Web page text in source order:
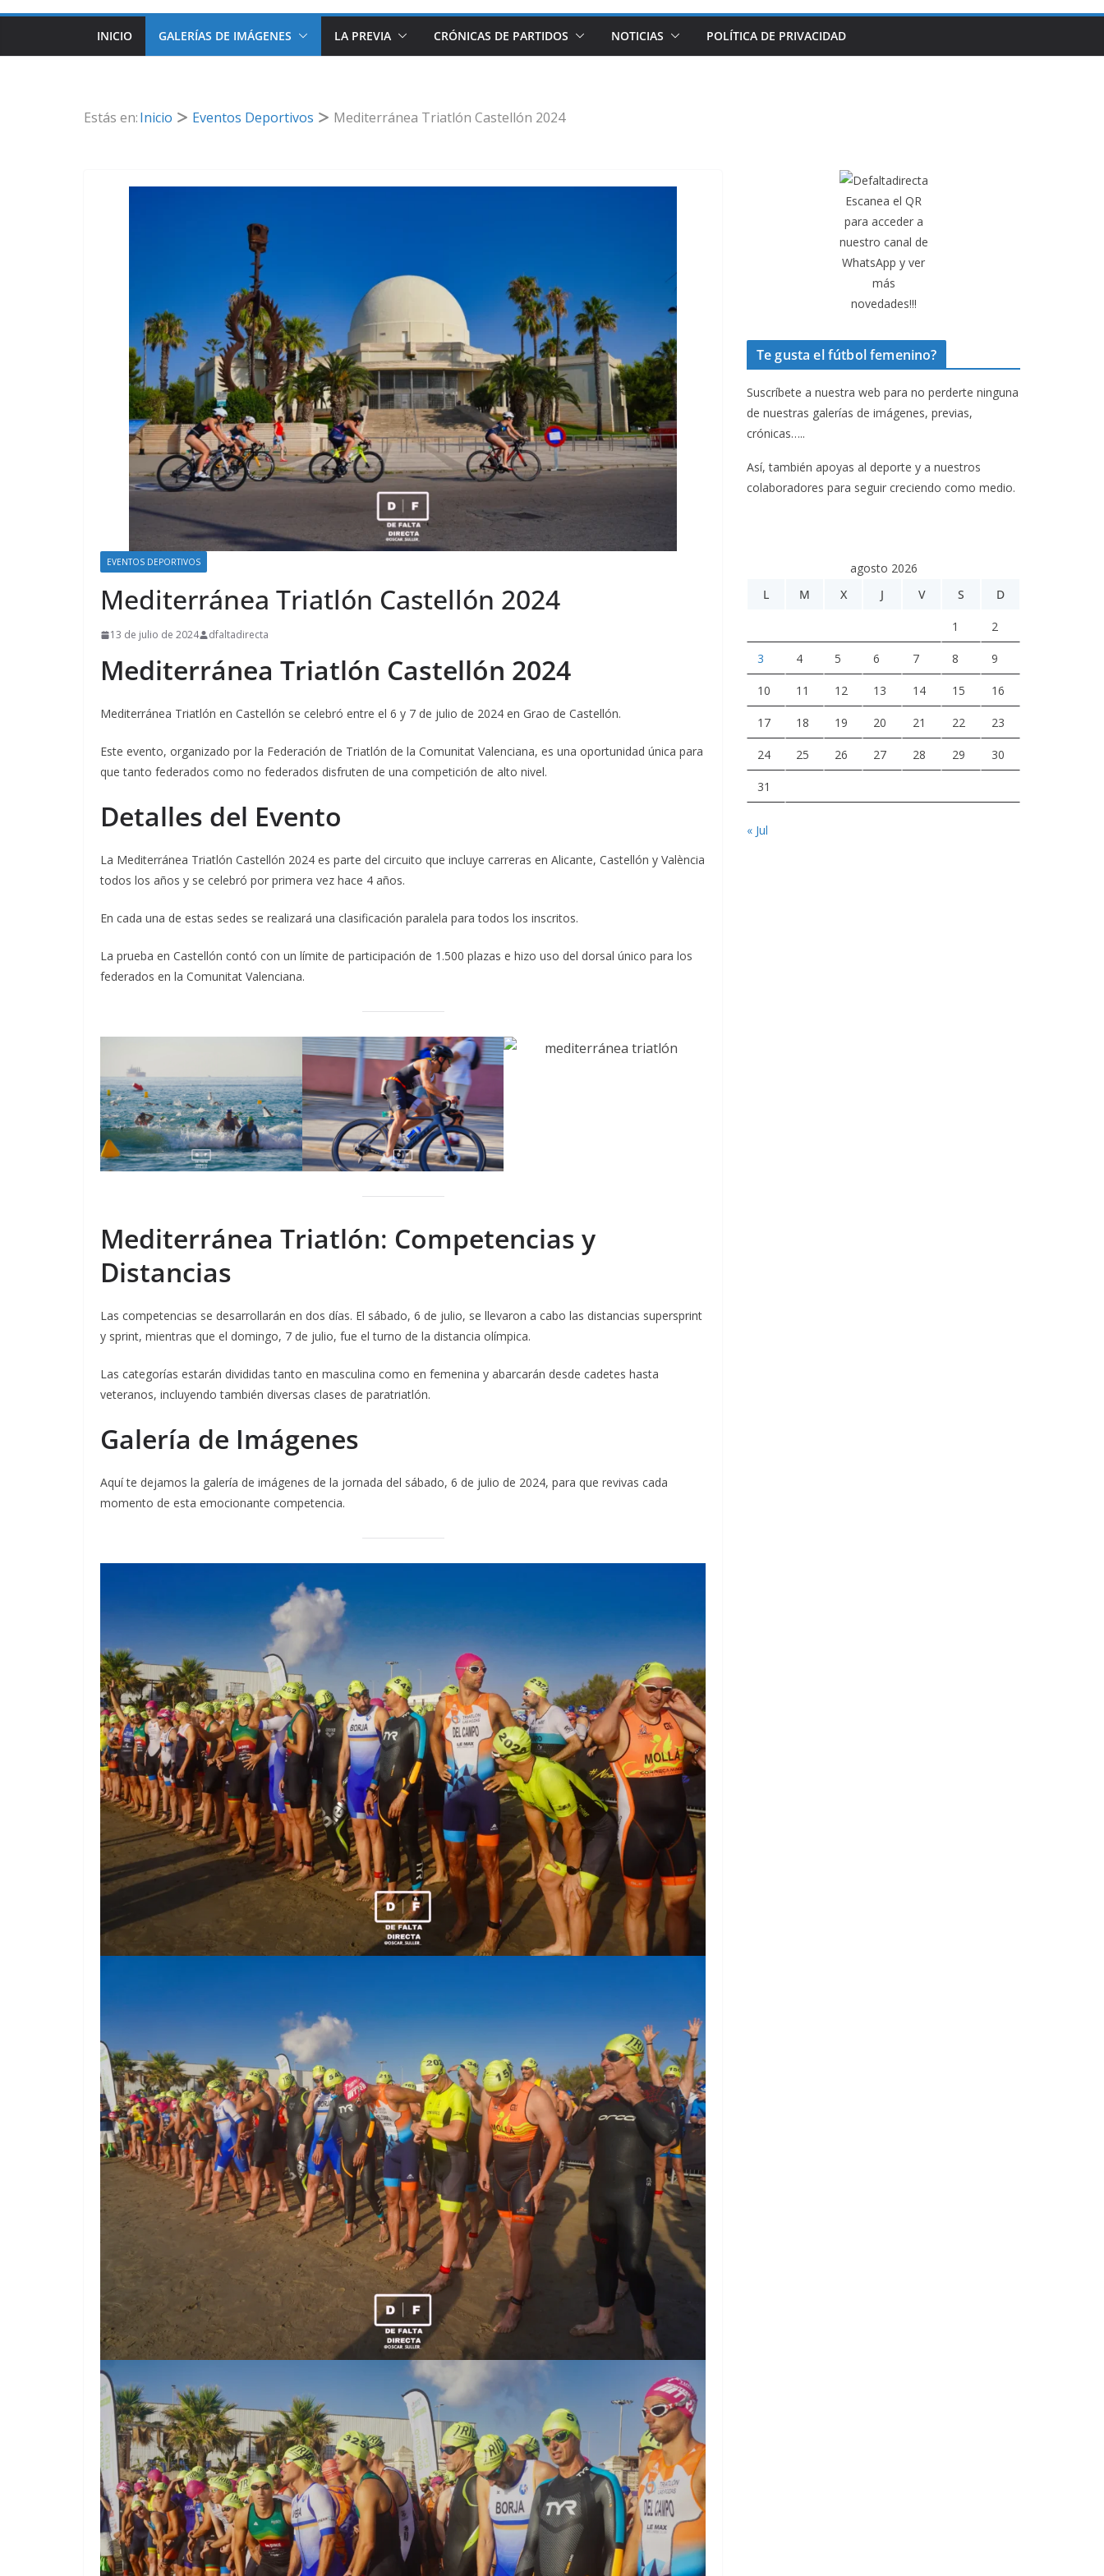
INICIO GALERÍAS DE IMÁGENES LA PREVIA CRÓNICAS DE PARTIDOS NOTICIAS POLÍTICA DE PRIVACIDAD
Estás en:Inicio Eventos Deportivos Mediterránea Triatlón Castellón 2024
EVENTOS DEPORTIVOS
Mediterránea Triatlón Castellón 2024
13 de julio de 2024 dfaltadirecta
Mediterránea Triatlón Castellón 2024
Mediterránea Triatlón en Castellón se celebró entre el 6 y 7 de julio de 2024 en Grao de Castellón.
Este evento, organizado por la Federación de Triatlón de la Comunitat Valenciana, es una oportunidad única para
que tanto federados como no federados disfruten de una competición de alto nivel.
Detalles del Evento
La Mediterránea Triatlón Castellón 2024 es parte del circuito que incluye carreras en Alicante, Castellón y València
todos los años y se celebró por primera vez hace 4 años.
En cada una de estas sedes se realizará una clasificación paralela para todos los inscritos.
La prueba en Castellón contó con un límite de participación de 1.500 plazas e hizo uso del dorsal único para los
federados en la Comunitat Valenciana.
Mediterránea Triatlón: Competencias y
Distancias
Las competencias se desarrollarán en dos días. El sábado, 6 de julio, se llevaron a cabo las distancias supersprint
y sprint, mientras que el domingo, 7 de julio, fue el turno de la distancia olímpica.
Las categorías estarán divididas tanto en masculina como en femenina y abarcarán desde cadetes hasta
veteranos, incluyendo también diversas clases de paratriatlón.
Galería de Imágenes
Aquí te dejamos la galería de imágenes de la jornada del sábado, 6 de julio de 2024, para que revivas cada
momento de esta emocionante competencia.
Escanea el QR
para acceder a
nuestro canal de
WhatsApp y ver
más
novedades!!!
Te gusta el fútbol femenino?
Suscríbete a nuestra web para no perderte ninguna
de nuestras galerías de imágenes, previas,
crónicas…..
Así, también apoyas al deporte y a nuestros
colaboradores para seguir creciendo como medio.
agosto 2026
L
M X J V S D
1 2
3 4 5 6 7 8 9
10 11 12 13 14 15 16
17 18 19 20 21 22 23
24 25 26 27 28 29 30
31
« Jul